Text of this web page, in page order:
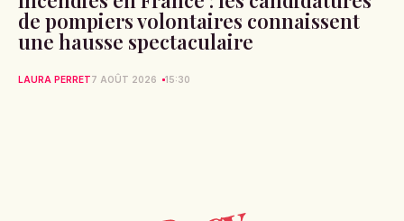
de pompiers volontaires connaissent
une hausse spectaculaire
LAURA PERRET7 AOÛT 2026 15:30